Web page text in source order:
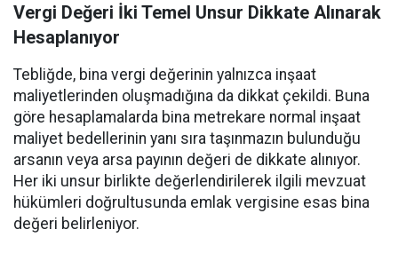
Vergi Değeri İki Temel Unsur Dikkate Alınarak
Hesaplanıyor
Tebliğde, bina vergi değerinin yalnızca inşaat
maliyetlerinden oluşmadığına da dikkat çekildi. Buna
göre hesaplamalarda bina metrekare normal inşaat
maliyet bedellerinin yanı sıra taşınmazın bulunduğu
arsanın veya arsa payının değeri de dikkate alınıyor.
Her iki unsur birlikte değerlendirilerek ilgili mevzuat
hükümleri doğrultusunda emlak vergisine esas bina
değeri belirleniyor.